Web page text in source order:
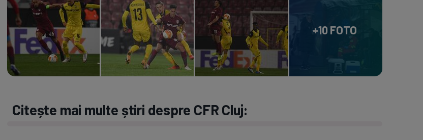
+10 FOTO
Citește mai multe știri despre CFR Cluj: